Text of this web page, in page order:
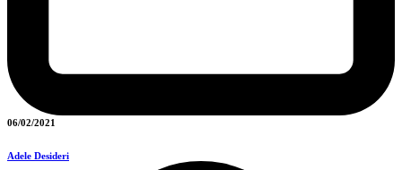
06/02/2021
Adele Desideri